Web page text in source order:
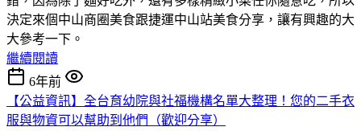
決定來個中山商圈美食跟捷運中山站美食分享，讓有興趣的大
大參考一下。
繼續閱讀
6年前
【公益資訊】全台育幼院與社福機構名單大整理！您的二手衣
服與物資可以幫助到他們（歡迎分享）